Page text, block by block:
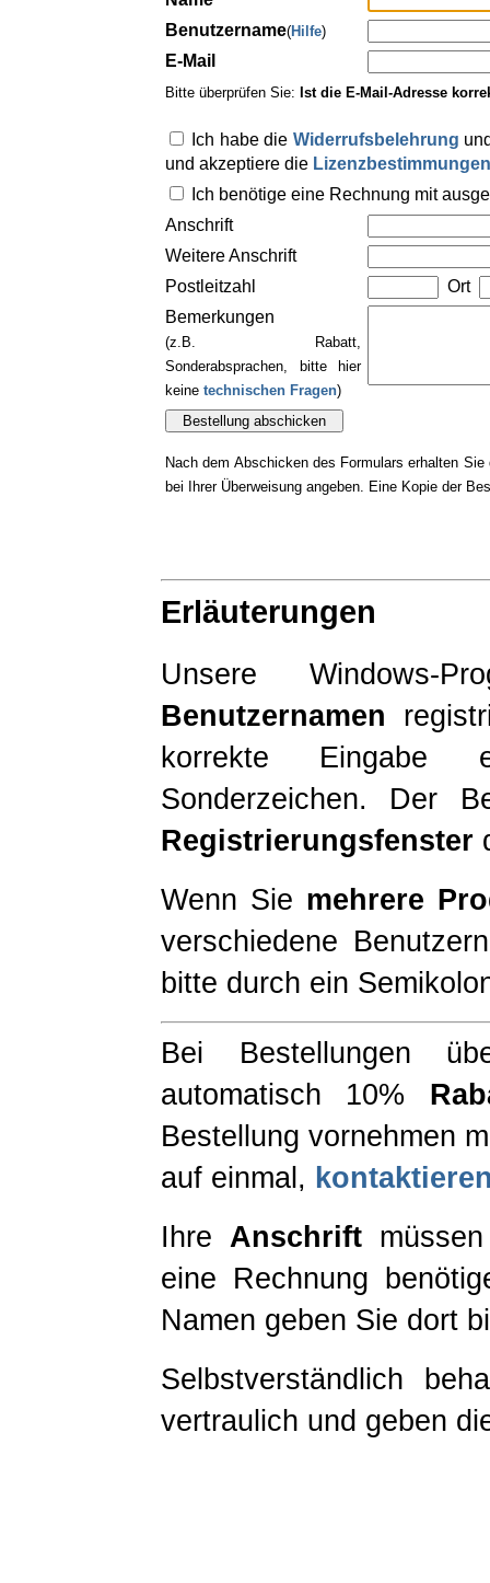
Benutzername(Hilfe)
E-Mail
Bitte überprüfen Sie: Ist die E-Mail-Adresse
Ich habe die Widerrufsbelehrung
und akzeptiere die Lizenzbestimmungen
Ich benötige eine Rechnung mit
Anschrift
Weitere Anschrift
Postleitzahl
Ort
Bemerkungen
(z.B. Rabatt,
Sonderabsprachen, bitte hier
keine technischen Fragen)
Nach dem Abschicken des Formulars erhalten
bei Ihrer Überweisung angeben. Eine Kopie der
Erläuterungen
Unsere Windows-
Benutzernamen
korrekte Eingabe
Sonderzeichen. Der
Registrierungsfenster
Wenn Sie mehrere
verschiedene
bitte durch ein
Bei Bestellungen
automatisch 10%
Bestellung vornehmen
auf einmal,
IhreAnschrift
eine Rechnung
Namen geben Sie dort
Selbstverständlich
vertraulich und geben